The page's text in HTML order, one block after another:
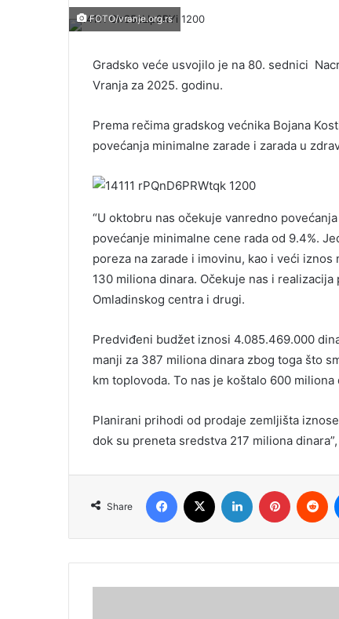
FOTO/vranje.org.rs
Gradsko veće usvojilo je na 80. sednici
Vranja za 2025. godinu.
Prema rečima gradskog većnika Bojana
povećanja minimalne zarade i zarada u
“U oktobru nas očekuje vanredno
povećanje minimalne cene rada od 9.4%.
poreza na zarade i imovinu, kao i veći
130 miliona dinara. Očekuje nas i
Omladinskog centra i drugi.
Predviđeni budžet iznosi 4.085.469.000
manji za 387 miliona dinara zbog toga što
km toplovoda. To nas je koštalo 600 miliona
Planirani prihodi od prodaje zemljišta
dok su preneta sredstva 217 miliona
Share
Facebook LinkedIn Pinterest